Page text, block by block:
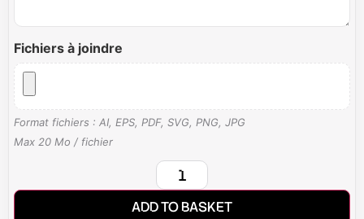
Fichiers à joindre
Format fichiers : AI, EPS, PDF, SVG, PNG, JPG
Max 20 Mo / fichier
ADD TO BASKET